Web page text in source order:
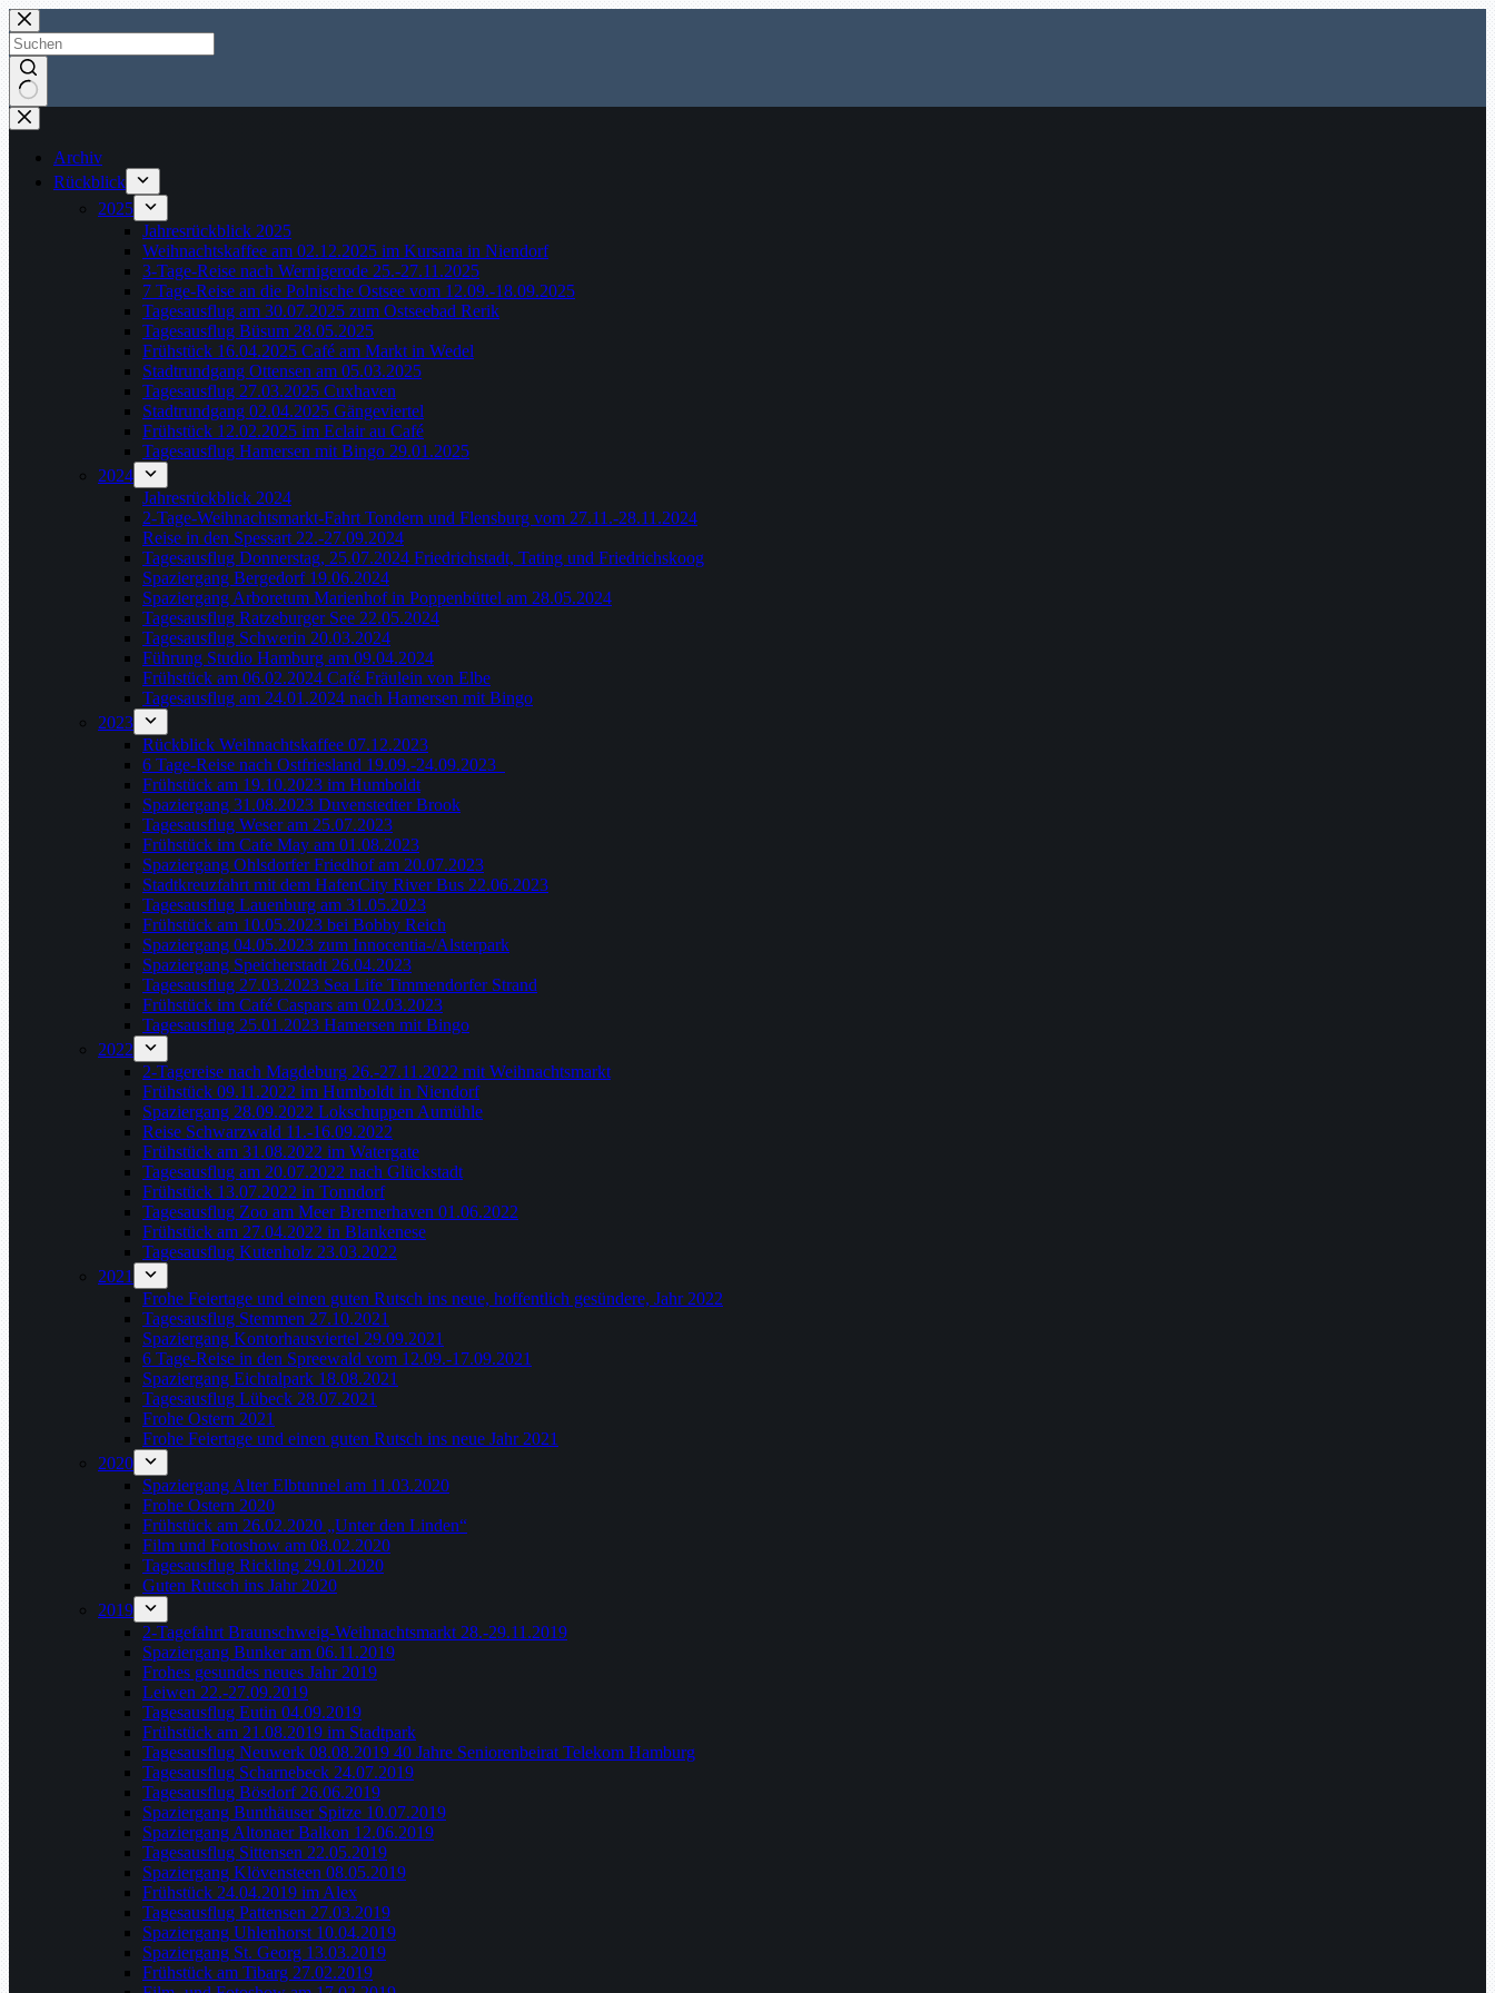
Zum
Inhalt
springen
Keine
Ergebnisse
Archiv
Rückblick
2025
Jahresrückblick 2025
Weihnachtskaffee am 02.12.2025 im Kursana in Niendorf
3-Tage-Reise nach Wernigerode 25.-27.11.2025
7 Tage-Reise an die Polnische Ostsee vom 12.09.-18.09.2025
Tagesausflug am 30.07.2025 zum Ostseebad Rerik
Tagesausflug Büsum 28.05.2025
Frühstück 16.04.2025 Café am Markt in Wedel
Stadtrundgang Ottensen am 05.03.2025
Tagesausflug 27.03.2025 Cuxhaven
Stadtrundgang 02.04.2025 Gängeviertel
Frühstück 12.02.2025 im Eclair au Café
Tagesausflug Hamersen mit Bingo 29.01.2025
2024
Jahresrückblick 2024
2-Tage-Weihnachtsmarkt-Fahrt Tondern und Flensburg vom 27.11.-28.11.2024
Reise in den Spessart 22.-27.09.2024
Tagesausflug Donnerstag, 25.07.2024 Friedrichstadt, Tating und Friedrichskoog
Spaziergang Bergedorf 19.06.2024
Spaziergang Arboretum Marienhof in Poppenbüttel am 28.05.2024
Tagesausflug Ratzeburger See 22.05.2024
Tagesausflug Schwerin 20.03.2024
Führung Studio Hamburg am 09.04.2024
Frühstück am 06.02.2024 Café Fräulein von Elbe
Tagesausflug am 24.01.2024 nach Hamersen mit Bingo
2023
Rückblick Weihnachtskaffee 07.12.2023
6 Tage-Reise nach Ostfriesland 19.09.-24.09.2023
Frühstück am 19.10.2023 im Humboldt
Spaziergang 31.08.2023 Duvenstedter Brook
Tagesausflug Weser am 25.07.2023
Frühstück im Cafe May am 01.08.2023
Spaziergang Ohlsdorfer Friedhof am 20.07.2023
Stadtkreuzfahrt mit dem HafenCity River Bus 22.06.2023
Tagesausflug Lauenburg am 31.05.2023
Frühstück am 10.05.2023 bei Bobby Reich
Spaziergang 04.05.2023 zum Innocentia-/Alsterpark
Spaziergang Speicherstadt 26.04.2023
Tagesausflug 27.03.2023 Sea Life Timmendorfer Strand
Frühstück im Café Caspars am 02.03.2023
Tagesausflug 25.01.2023 Hamersen mit Bingo
2022
2-Tagereise nach Magdeburg 26.-27.11.2022 mit Weihnachtsmarkt
Frühstück 09.11.2022 im Humboldt in Niendorf
Spaziergang 28.09.2022 Lokschuppen Aumühle
Reise Schwarzwald 11.-16.09.2022
Frühstück am 31.08.2022 im Watergate
Tagesausflug am 20.07.2022 nach Glückstadt
Frühstück 13.07.2022 in Tonndorf
Tagesausflug Zoo am Meer Bremerhaven 01.06.2022
Frühstück am 27.04.2022 in Blankenese
Tagesausflug Kutenholz 23.03.2022
2021
Frohe Feiertage und einen guten Rutsch ins neue, hoffentlich gesündere, Jahr 2022
Tagesausflug Stemmen 27.10.2021
Spaziergang Kontorhausviertel 29.09.2021
6 Tage-Reise in den Spreewald vom 12.09.-17.09.2021
Spaziergang Eichtalpark 18.08.2021
Tagesausflug Lübeck 28.07.2021
Frohe Ostern 2021
Frohe Feiertage und einen guten Rutsch ins neue Jahr 2021
2020
Spaziergang Alter Elbtunnel am 11.03.2020
Frohe Ostern 2020
Frühstück am 26.02.2020 „Unter den Linden“
Film und Fotoshow am 08.02.2020
Tagesausflug Rickling 29.01.2020
Guten Rutsch ins Jahr 2020
2019
2-Tagefahrt Braunschweig-Weihnachtsmarkt 28.-29.11.2019
Spaziergang Bunker am 06.11.2019
Frohes gesundes neues Jahr 2019
Leiwen 22.-27.09.2019
Tagesausflug Eutin 04.09.2019
Frühstück am 21.08.2019 im Stadtpark
Tagesausflug Neuwerk 08.08.2019 40 Jahre Seniorenbeirat Telekom Hamburg
Tagesausflug Scharnebeck 24.07.2019
Tagesausflug Bösdorf 26.06.2019
Spaziergang Bunthäuser Spitze 10.07.2019
Spaziergang Altonaer Balkon 12.06.2019
Tagesausflug Sittensen 22.05.2019
Spaziergang Klövensteen 08.05.2019
Frühstück 24.04.2019 im Alex
Tagesausflug Pattensen 27.03.2019
Spaziergang Uhlenhorst 10.04.2019
Spaziergang St. Georg 13.03.2019
Frühstück am Tibarg 27.02.2019